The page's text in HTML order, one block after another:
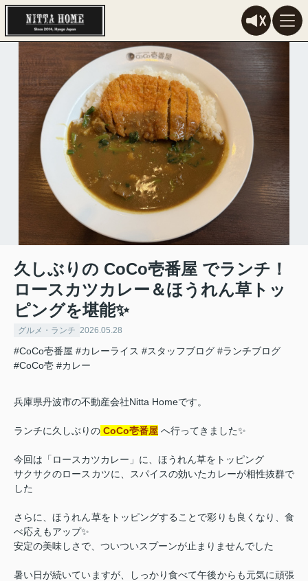
久しぶりの CoCo壱番屋 でランチ！
ロースカツカレー＆ほうれん草トッ
ピングを堪能✨
グルメ・ランチ 2026.05.28
#CoCo壱番屋 #カレーライス #スタッフブログ #ランチブログ
#CoCo壱 #カレー
兵庫県丹波市の不動産会社Nitta Homeです。
ランチに久しぶりの CoCo壱番屋 へ行ってきました✨
今回は「ロースカツカレー」に、ほうれん草をトッピング
サクサクのロースカツに、スパイスの効いたカレーが相性抜群で
した
さらに、ほうれん草をトッピングすることで彩りも良くなり、食
べ応えもアップ✨
安定の美味しさで、ついついスプーンが止まりませんでした
暑い日が続いていますが、しっかり食べて午後からも元気に頑張